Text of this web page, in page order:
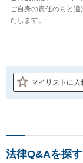
ご自身の責任のもと
たします。
マイリストに入
法律Q&Aを探す